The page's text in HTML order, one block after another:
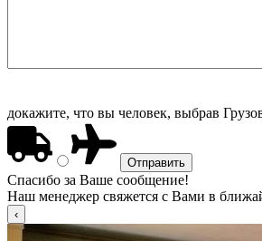
докажите, что вы человек, выбрав
Спасибо за Ваше сообщение!
Наш менеджер свяжется с Вами в